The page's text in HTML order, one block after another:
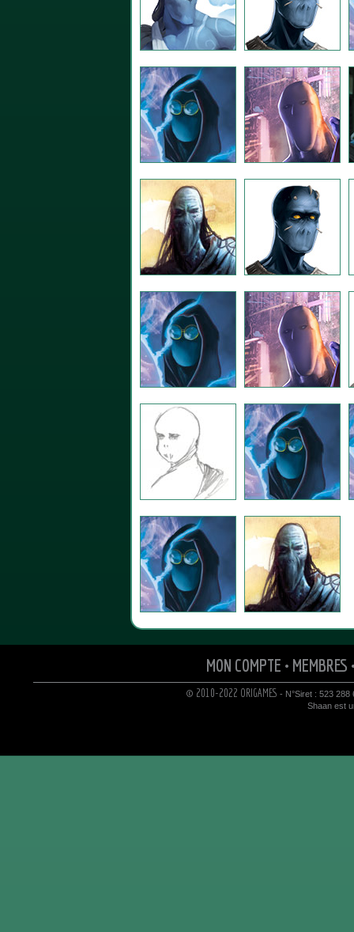
MON COMPTE • MEMBRES
© 2010-2022 ORIGAMES - N°Siret : 523 288
Shaan est